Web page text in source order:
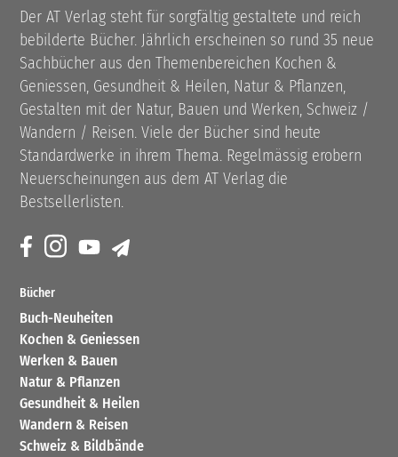
Der AT Verlag steht für sorgfältig gestaltete und reich
bebilderte Bücher. Jährlich erscheinen so rund 35 neue
Sachbücher aus den Themenbereichen Kochen &
Geniessen, Gesundheit & Heilen, Natur & Pflanzen,
Gestalten mit der Natur, Bauen und Werken, Schweiz /
Wandern / Reisen. Viele der Bücher sind heute
Standardwerke in ihrem Thema. Regelmässig erobern
Neuerscheinungen aus dem AT Verlag die
Bestsellerlisten.
Bücher
Buch-Neuheiten
Kochen & Geniessen
Werken & Bauen
Natur & Pflanzen
Gesundheit & Heilen
Wandern & Reisen
Schweiz & Bildbände